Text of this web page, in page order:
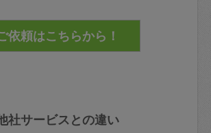
社サービスとの違い